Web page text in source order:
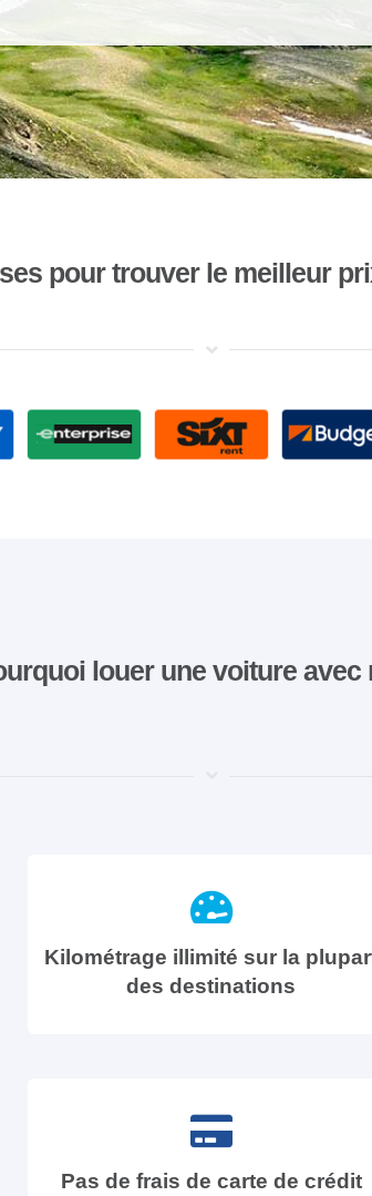
pour trouver le meilleur
louer une voiture avec
Kilométrage illimité sur la
des destinations
Pas de frais de carte de crédit